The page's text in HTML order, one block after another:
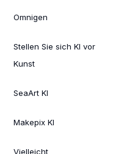
Omnigen
Stellen Sie sich KI vor
Kunst
SeaArt KI
Makepix KI
Vielleicht